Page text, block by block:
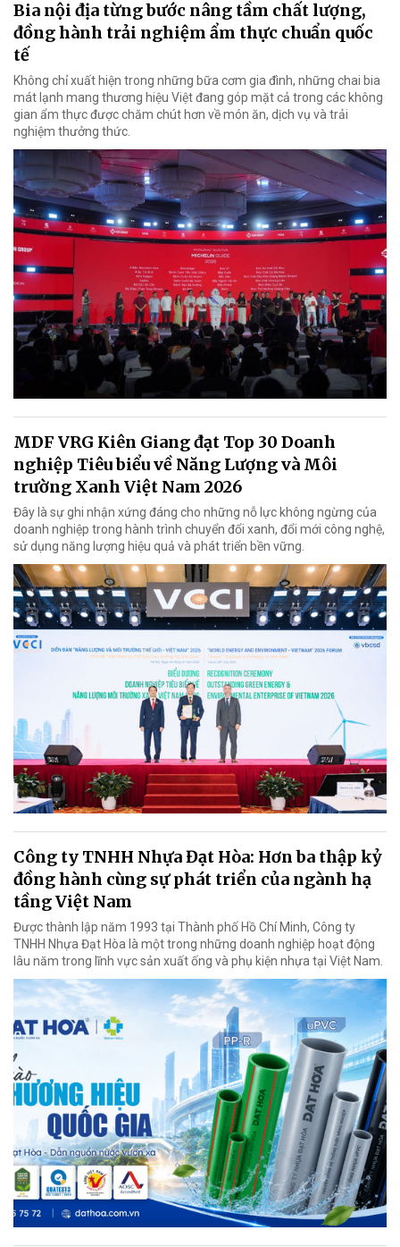
Bia nội địa từng bước nâng tầm chất lượng,
đồng hành trải nghiệm ẩm thực chuẩn quốc
tế
Không chỉ xuất hiện trong những bữa cơm gia đình, những chai bia
mát lạnh mang thương hiệu Việt đang góp mặt cả trong các không
gian ẩm thực được chăm chút hơn về món ăn, dịch vụ và trải
nghiệm thưởng thức.
MDF VRG Kiên Giang đạt Top 30 Doanh
nghiệp Tiêu biểu về Năng Lượng và Môi
trường Xanh Việt Nam 2026
Đây là sự ghi nhận xứng đáng cho những nỗ lực không ngừng của
doanh nghiệp trong hành trình chuyển đổi xanh, đổi mới công nghệ,
sử dụng năng lượng hiệu quả và phát triển bền vững.
Công ty TNHH Nhựa Đạt Hòa: Hơn ba thập kỷ
đồng hành cùng sự phát triển của ngành hạ
tầng Việt Nam
Được thành lập năm 1993 tại Thành phố Hồ Chí Minh, Công ty
TNHH Nhựa Đạt Hòa là một trong những doanh nghiệp hoạt động
lâu năm trong lĩnh vực sản xuất ống và phụ kiện nhựa tại Việt Nam.